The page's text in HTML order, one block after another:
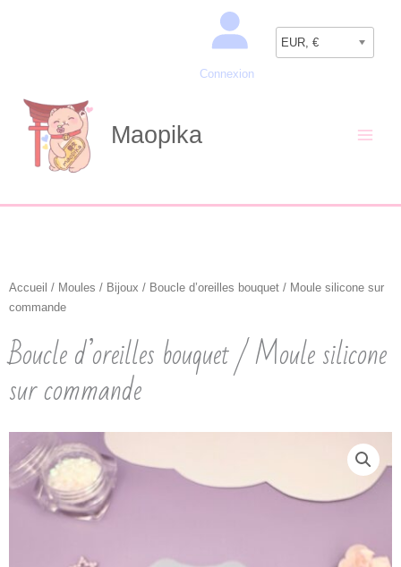
Connexion
EUR, €
Maopika
Accueil / Moules / Bijoux / Boucle d’oreilles bouquet / Moule silicone sur
commande
Boucle d’oreilles bouquet / Moule silicone
sur commande
Recherche